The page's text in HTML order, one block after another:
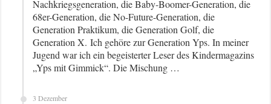
Nachkriegsgeneration, die Baby-Boomer-Generation, die
68er-Generation, die No-Future-Generation, die
Generation Praktikum, die Generation Golf, die
Generation X. Ich gehöre zur Generation Yps. In meiner
Jugend war ich ein begeisterter Leser des Kindermagazins
„Yps mit Gimmick“. Die Mischung …
3 Dezember